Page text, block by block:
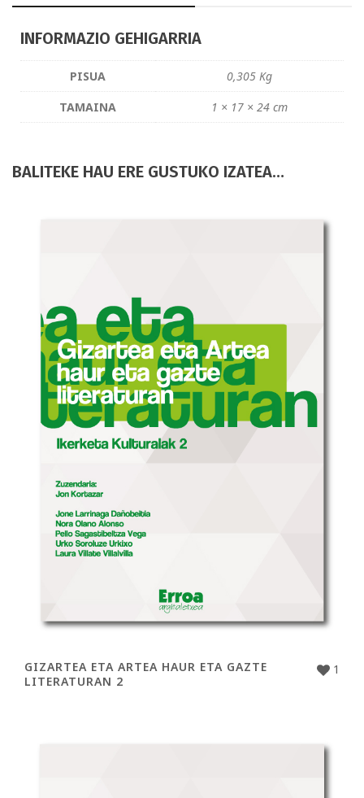
INFORMAZIO GEHIGARRIA
PISUA
0,305 Kg
TAMAINA
1 × 17 × 24 cm
BALITEKE HAU ERE GUSTUKO IZATEA…
1
GIZARTEA ETA ARTEA HAUR ETA GAZTE
LITERATURAN 2